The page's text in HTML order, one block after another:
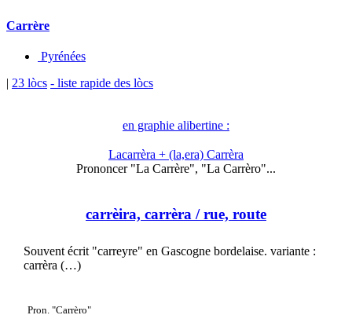
Carrère
Pyrénées
| 23 lòcs - liste rapide des lòcs
en graphie alibertine :
Lacarrèra + (la,era) Carrèra
Prononcer "La Carrère", "La Carrèro"...
carrèira, carrèra / rue, route
Souvent écrit "carreyre" en Gascogne bordelaise. variante :
carrèra (…)
Pron. "Carrèro"